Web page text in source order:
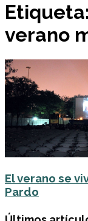
verano
El verano se
Pardo